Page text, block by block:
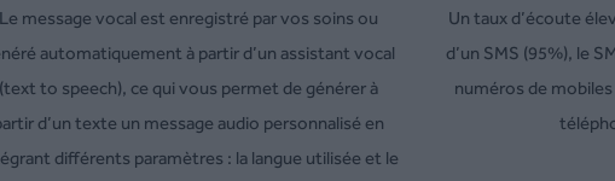
Le message vocal est enregistré par vos soins ou
automatiquement à partir d’un assistant vocal
(text to speech), ce qui vous permet de générer à
d’un texte un message audio personnalisé en
différents paramètres : la langue utilisée et le
Un taux d’écoute
d’un SMS (95%), le
numéros de